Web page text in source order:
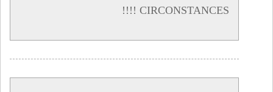
CIRCONSTANCES !!!!